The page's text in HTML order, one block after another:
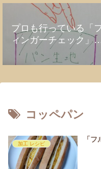
プロも行っている「
ィンガーチェック」
話。
コッペパン
加工 レシピ
「